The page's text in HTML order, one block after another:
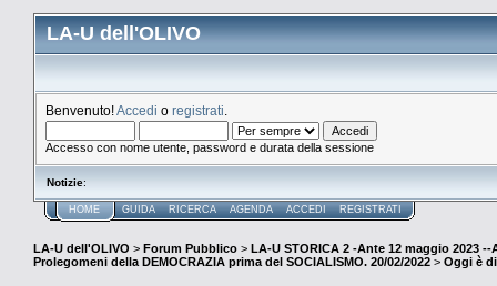
LA-U dell'OLIVO
Benvenuto!Accedi o registrati
Accesso con nome utente, password e durata della sessione
Notizie:
HOME GUIDA RICERCA AGENDA ACCEDI REGISTRATI
LA-U dell'OLIVO > Forum Pubblico > LA-U STORICA 2 -Ante 12 maggio 2023 --
Prolegomeni della DEMOCRAZIA prima del SOCIALISMO. 20/02/2022 > Oggi è